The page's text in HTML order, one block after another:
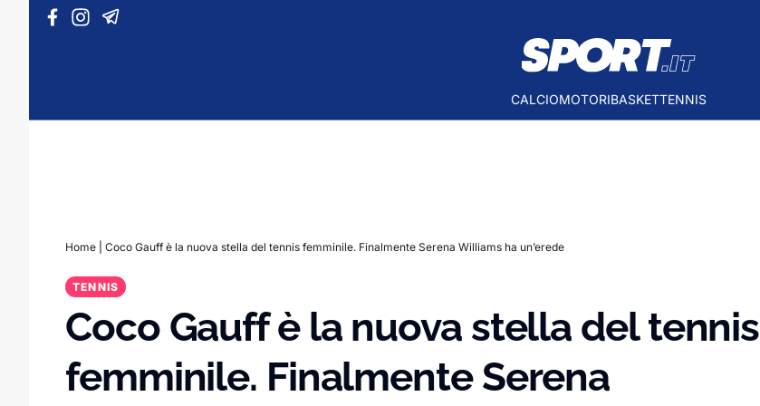
Vai al contenuto
CALCIOMOTORIBASKETTENNIS
Home Coco Gauff è la nuova stella del tennis femminile. Finalmente Serena Williams ha un’erede
TENNIS
Coco Gauff è la nuova stella del tennis
femminile. Finalmente Serena